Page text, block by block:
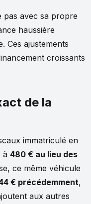
pas avec sa propre
haussière
Ces ajustements
croissants
de la
immatriculé en
à 480 € au lieu des
ce même véhicule
€ précédemment,
aux autres